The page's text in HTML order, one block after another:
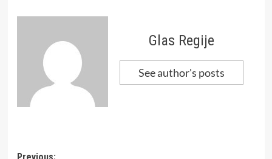
Glas Regije
See author's posts